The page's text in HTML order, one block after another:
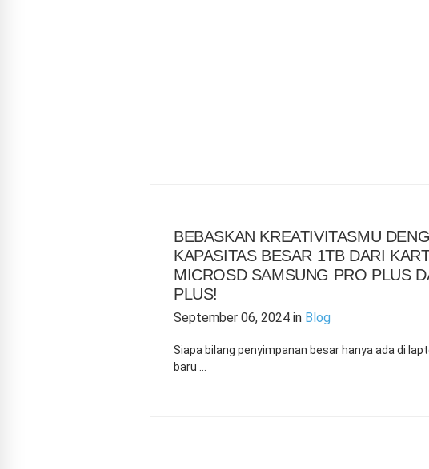
BEBASKAN KREATIVITASMU
KAPASITAS BESAR 1TB DARI
MICROSD SAMSUNG PRO PLUS
PLUS!
September 06, 2024 in Blog
Siapa bilang penyimpanan besar hanya ada di
baru …